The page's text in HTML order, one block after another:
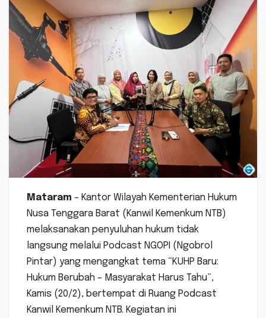
Mataram – Kantor Wilayah Kementerian Hukum
Nusa Tenggara Barat (Kanwil Kemenkum NTB)
melaksanakan penyuluhan hukum tidak
langsung melalui Podcast NGOPI (Ngobrol
Pintar) yang mengangkat tema “KUHP Baru:
Hukum Berubah – Masyarakat Harus Tahu”,
Kamis (20/2), bertempat di Ruang Podcast
Kanwil Kemenkum NTB. Kegiatan ini